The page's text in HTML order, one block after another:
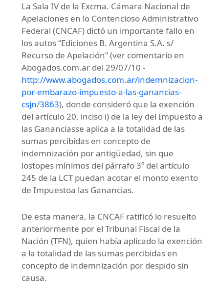
La Sala IV de la Excma. Cámara Nacional de
Apelaciones en lo Contencioso Administrativo
Federal (CNCAF) dictó un importante fallo en
los autos “Ediciones B. Argentina S.A. s/
Recurso de Apelación” (ver comentario en
Abogados.com.ar del 29/07/10 -
http://www.abogados.com.ar/indemnizacion-
por-embarazo-impuesto-a-las-ganancias-
csjn/3863), donde consideró que la exención
del artículo 20, inciso i) de la ley del Impuesto a
las Gananciasse aplica a la totalidad de las
sumas percibidas en concepto de
indemnización por antigüedad, sin que
lostopes mínimos del párrafo 3º del artículo
245 de la LCT puedan acotar el monto exento
de Impuestoa las Ganancias.
De esta manera, la CNCAF ratificó lo resuelto
anteriormente por el Tribunal Fiscal de la
Nación (TFN), quien había aplicado la exención
a la totalidad de las sumas percibidas en
concepto de indemnización por despido sin
causa.